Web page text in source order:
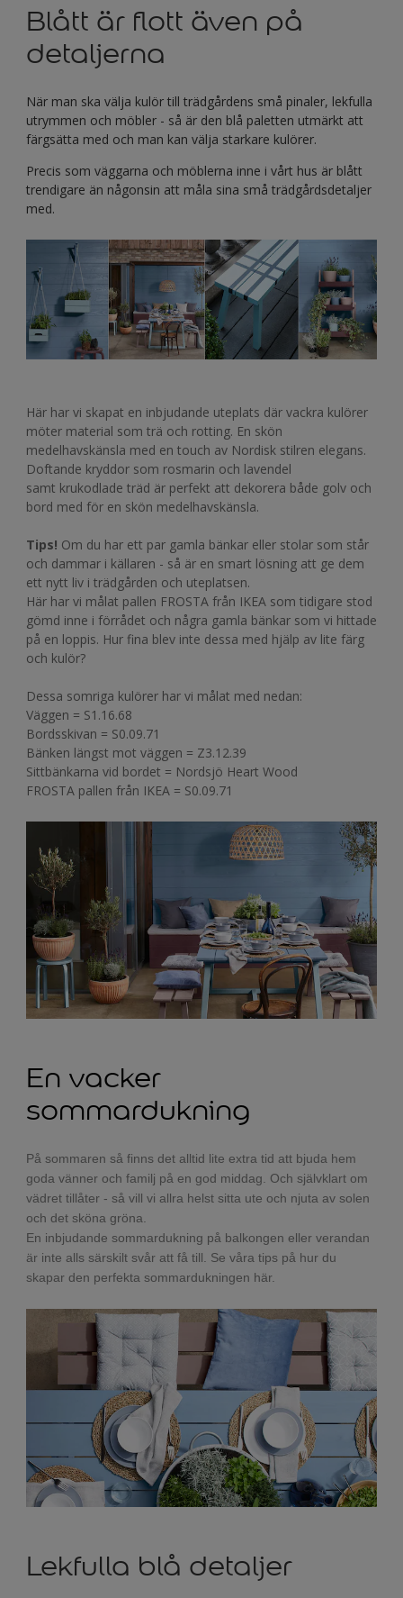
Blått är flott även på
detaljerna
När man ska välja kulör till trädgårdens små pinaler, lekfulla
utrymmen och möbler - så är den blå paletten utmärkt att
färgsätta med och man kan välja starkare kulörer.
Precis som väggarna och möblerna inne i vårt hus är blått
trendigare än någonsin att måla sina små trädgårdsdetaljer
med.
Här har vi skapat en inbjudande uteplats där vackra kulörer
möter material som trä och rotting. En skön
medelhavskänsla med en touch av Nordisk stilren elegans.
Doftande kryddor som rosmarin och lavendel
samt krukodlade träd är perfekt att dekorera både golv och
bord med för en skön medelhavskänsla.
Tips! Om du har ett par gamla bänkar eller stolar som står
och dammar i källaren - så är en smart lösning att ge dem
ett nytt liv i trädgården och uteplatsen.
Här har vi målat pallen FROSTA från IKEA som tidigare stod
gömd inne i förrådet och några gamla bänkar som vi hittade
på en loppis. Hur fina blev inte dessa med hjälp av lite färg
och kulör?
Dessa somriga kulörer har vi målat med nedan:
Väggen = S1.16.68
Bordsskivan = S0.09.71
Bänken längst mot väggen = Z3.12.39
Sittbänkarna vid bordet = Nordsjö Heart Wood
FROSTA pallen från IKEA = S0.09.71
En vacker
sommardukning
På sommaren så finns det alltid lite extra tid att bjuda hem
goda vänner och familj på en god middag. Och självklart om
vädret tillåter - så vill vi allra helst sitta ute och njuta av solen
och det sköna gröna.
En inbjudande sommardukning på balkongen eller verandan
är inte alls särskilt svår att få till. Se våra tips på hur du
skapar den perfekta sommardukningen här.
Lekfulla blå detaljer